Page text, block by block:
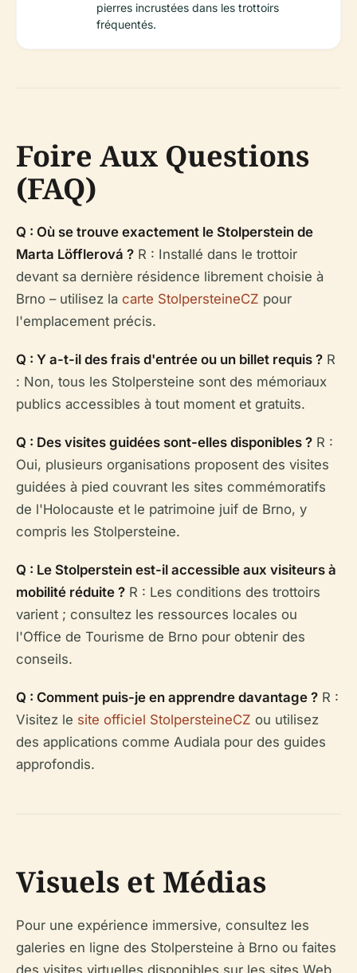
pierres incrustées dans les trottoirs
fréquentés.
Foire Aux Questions
(FAQ)
Q : Où se trouve exactement le Stolperstein de
Marta Löfflerová ? R : Installé dans le trottoir
devant sa dernière résidence librement choisie à
Brno – utilisez la carte StolpersteineCZ pour
l'emplacement précis.
Q : Y a-t-il des frais d'entrée ou un billet requis ? R
: Non, tous les Stolpersteine sont des mémoriaux
publics accessibles à tout moment et gratuits.
Q : Des visites guidées sont-elles disponibles ? R :
Oui, plusieurs organisations proposent des visites
guidées à pied couvrant les sites commémoratifs
de l'Holocauste et le patrimoine juif de Brno, y
compris les Stolpersteine.
Q : Le Stolperstein est-il accessible aux visiteurs à
mobilité réduite ? R : Les conditions des trottoirs
varient ; consultez les ressources locales ou
l'Office de Tourisme de Brno pour obtenir des
conseils.
Q : Comment puis-je en apprendre davantage ? R :
Visitez le site officiel StolpersteineCZ ou utilisez
des applications comme Audiala pour des guides
approfondis.
Visuels et Médias
Pour une expérience immersive, consultez les
galeries en ligne des Stolpersteine à Brno ou faites
des visites virtuelles disponibles sur les sites Web